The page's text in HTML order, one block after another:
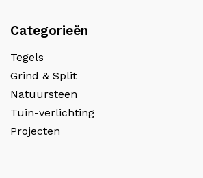
Categorieën
Tegels
Grind & Split
Natuursteen
Tuin-verlichting
Projecten